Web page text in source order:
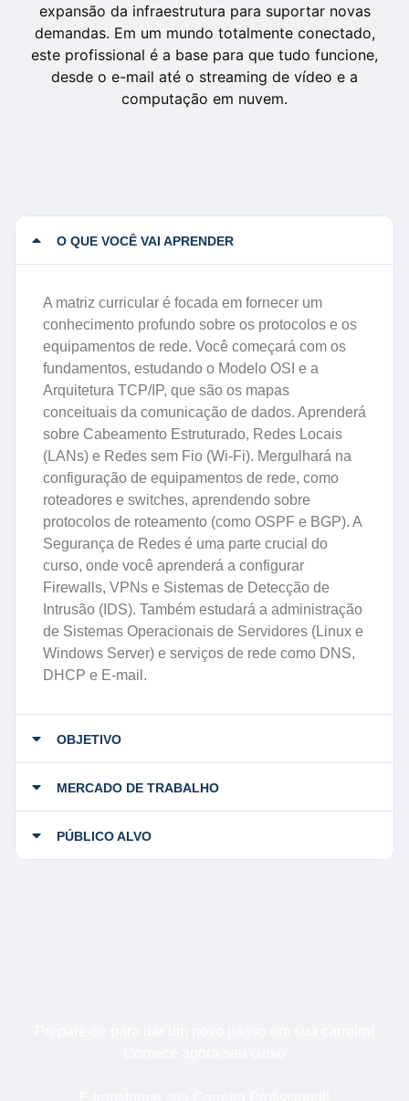
expansão da infraestrutura para suportar novas
demandas. Em um mundo totalmente conectado,
este profissional é a base para que tudo funcione,
desde o e-mail até o streaming de vídeo e a
computação em nuvem.
O QUE VOCÊ VAI APRENDER
A matriz curricular é focada em fornecer um
conhecimento profundo sobre os protocolos e os
equipamentos de rede. Você começará com os
fundamentos, estudando o Modelo OSI e a
Arquitetura TCP/IP, que são os mapas
conceituais da comunicação de dados. Aprenderá
sobre Cabeamento Estruturado, Redes Locais
(LANs) e Redes sem Fio (Wi-Fi). Mergulhará na
configuração de equipamentos de rede, como
roteadores e switches, aprendendo sobre
protocolos de roteamento (como OSPF e BGP). A
Segurança de Redes é uma parte crucial do
curso, onde você aprenderá a configurar
Firewalls, VPNs e Sistemas de Detecção de
Intrusão (IDS). Também estudará a administração
de Sistemas Operacionais de Servidores (Linux e
Windows Server) e serviços de rede como DNS,
DHCP e E-mail.
OBJETIVO
MERCADO DE TRABALHO
PÚBLICO ALVO